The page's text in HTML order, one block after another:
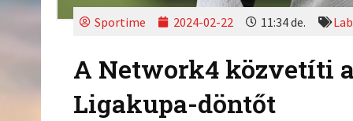
Sportime 2024-02-22 11:34 de.
A Network4 közvetíti
Ligakupa-döntőt